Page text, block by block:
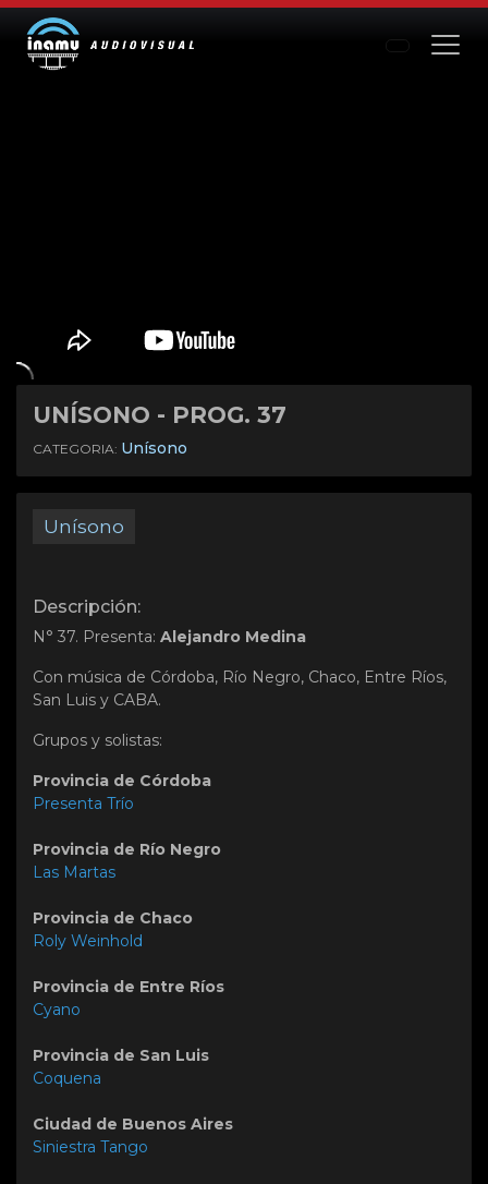
UNÍSONO - PROG. 37
CATEGORIA: Unísono
Unísono
Descripción:
N° 37. Presenta: Alejandro Medina
Con música de Córdoba, Río Negro, Chaco, Entre Ríos,
San Luis y CABA.
Grupos y solistas:
Provincia de Córdoba
Presenta Trío
Provincia de Río Negro
Las Martas
Provincia de Chaco
Roly Weinhold
Provincia de Entre Ríos
Cyano
Provincia de San Luis
Coquena
Ciudad de Buenos Aires
Siniestra Tango